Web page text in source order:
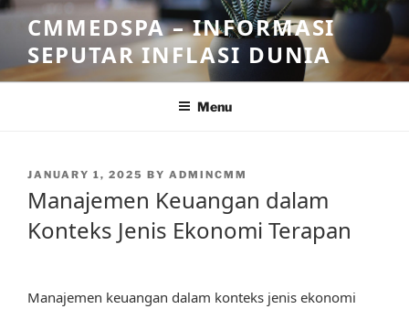
Skip
content
CMMEDSPA – INFORMASI
SEPUTAR INFLASI DUNIA
Menu
POSTED
JANUARY 1, 2025 BY ADMINCMM
Manajemen Keuangan dalam
Konteks Jenis Ekonomi Terapan
Manajemen keuangan dalam konteks jenis ekonomi